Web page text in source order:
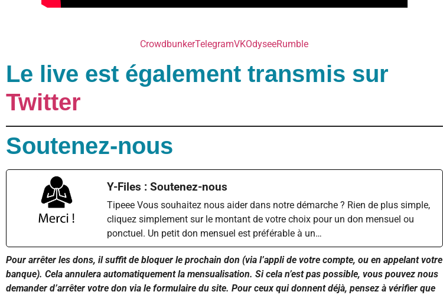
CrowdbunkerTelegramVKOdyseeRumble
Le live est également transmis sur
Twitter
Soutenez-nous
Y-Files : Soutenez-nous
Tipeee Vous souhaitez nous aider dans notre démarche ? Rien de plus simple,
cliquez simplement sur le montant de votre choix pour un don mensuel ou
ponctuel. Un petit don mensuel est préférable à un…
Pour arrêter les dons, il suffit de bloquer le prochain don (via l’appli de votre compte, ou en appelant votre
banque). Cela annulera automatiquement la mensualisation. Si cela n’est pas possible, vous pouvez nous
demander d’arrêter votre don via le formulaire du site. Pour ceux qui donnent déjà, pensez à vérifier que